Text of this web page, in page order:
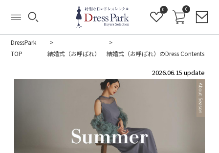
0 0
DressPark
TOP
結婚式（お呼ばれ） 結婚式（お呼ばれ）のDress Contents
2026.06.15 update